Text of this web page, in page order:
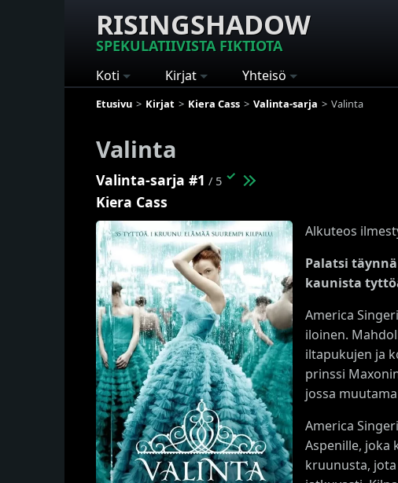
RISINGSHADOW
SPEKULATIIVISTA FIKTIOTA
Koti Kirjat Yhteisö
Etusivu Kirjat Kiera Cass Valinta-sarja Valinta
Valinta
Valinta-sarja #1 / 5 ✓
Kiera Cass
Alkuteos
Palatsi
kaunista
America
iloinen.
iltapukujen ja
prinssi
jossa
America
Aspenille, joka
kruunusta,